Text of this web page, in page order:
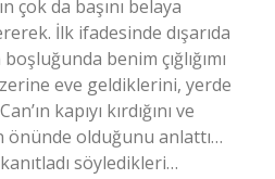
çok da başını belaya
İlk ifadesinde dışarıda
benim çığlığımı
eve geldiklerini, yerde
kapıyı kırdığını ve
önünde olduğunu anlattı…
söyledikleri…